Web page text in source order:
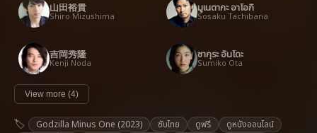
山田裕貴
Shiro Mizushima
มูเนตากะ อาโอกิ
Sosaku Tachibana
吉岡秀隆
Kenji Noda
ซากุระ อันโดะ
Sumiko Ota
View more (4)
Godzilla Minus One (2023) ซับไทย ดูฟรี
ดูหนังออนไลน์